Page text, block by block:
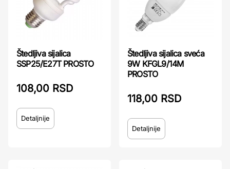
Štedljiva sijalica
SSP25/E27T PROSTO
108,00 RSD
Detaljnije
Štedljiva sijalica sveća
9W KFGL9/14M
PROSTO
118,00 RSD
Detaljnije